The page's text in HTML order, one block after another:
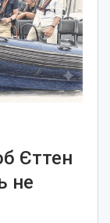
Єттен
не